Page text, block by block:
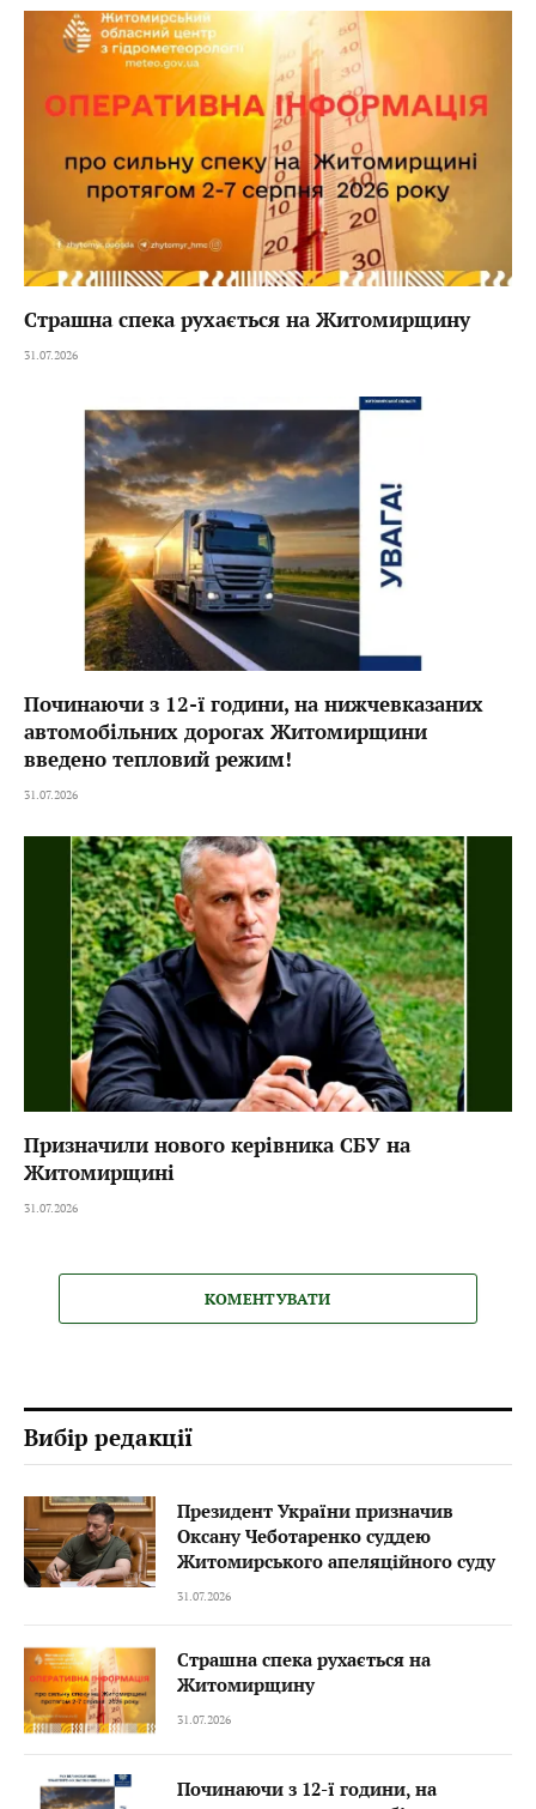
Страшна спека рухається на Житомирщину
31.07.2026
Починаючи з 12-ї години, на нижчевказаних
автомобільних дорогах Житомирщини
введено тепловий режим!
31.07.2026
Призначили нового керівника СБУ на
Житомирщині
31.07.2026
КОМЕНТУВАТИ
Вибір редакції
Президент України призначив
Оксану Чеботаренко суддею
Житомирського апеляційного суду
31.07.2026
Страшна спека рухається на
Житомирщину
31.07.2026
Починаючи з 12-ї години, на